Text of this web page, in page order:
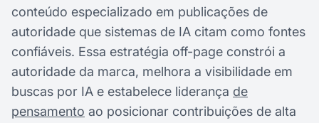
conteúdo especializado em publicações de
autoridade que sistemas de IA citam como fontes
confiáveis. Essa estratégia off-page constrói a
autoridade da marca, melhora a visibilidade em
buscas por IA e estabelece liderança de
pensamento ao posicionar contribuições de alta